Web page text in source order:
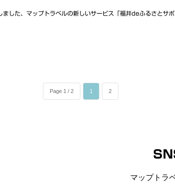
ました、マップトラベルの新しいサービス「福井deふるさとサポ
Page 1 / 2 1 2
マップトラ